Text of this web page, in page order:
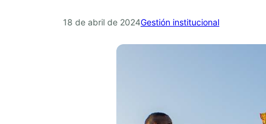
18 de abril de 2024Gestión institucional